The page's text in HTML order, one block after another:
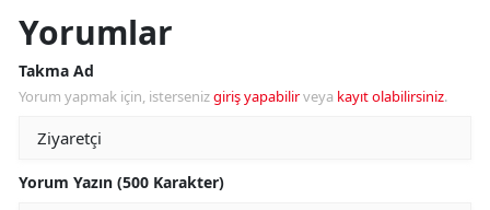
Yorumlar
Takma Ad
Yorum yapmak için, istersenizgiriş yapabilirveya kayıt olabilirsiniz.
Yorum Yazın (500 Karakter)